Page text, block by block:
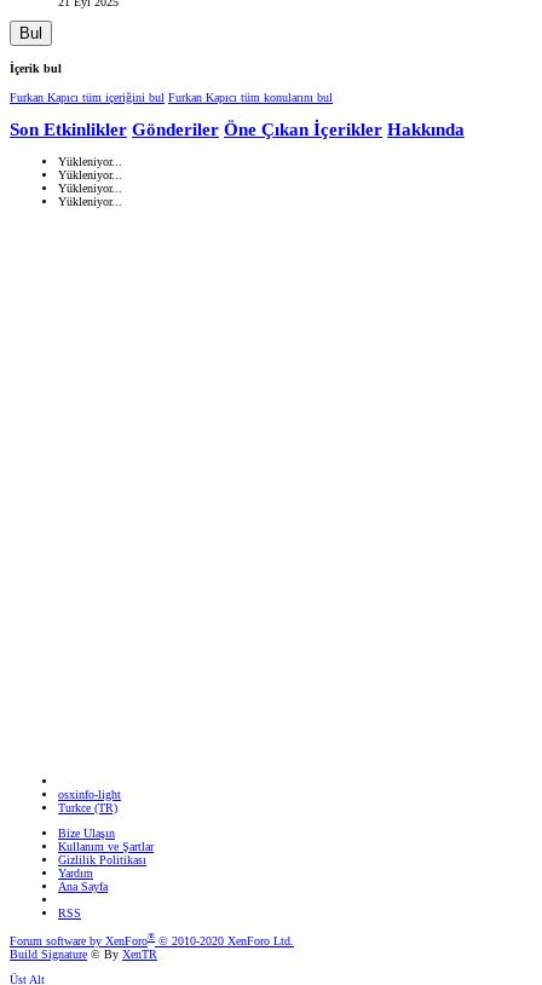
Bul
İçerik bul
Furkan Kapıcı tüm içeriğini bul Furkan Kapıcı tüm konularını bul
Son Etkinlikler Gönderiler Öne Çıkan İçerikler Hakkında
Yükleniyor...
Yükleniyor...
Yükleniyor...
Yükleniyor...
osxinfo-light
Turkce (TR)
Bize Ulaşın
Kullanım ve Şartlar
Gizlilik Politikası
Yardım
Ana Sayfa
RSS
Forum software by XenForo® © 2010-2020 XenForo Ltd.
Build Signature © By XenTR
ÜstAlt